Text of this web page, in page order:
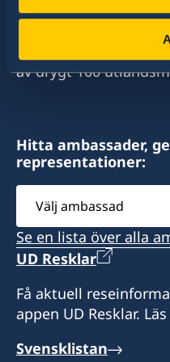
stort sett alla stater i
av dessa stater har
av drygt 100
Hitta ambassader,
representationer:
ambassad
Se en lista över alla
UD Resklar
Få aktuell
appen UD Resklar.
Svensklistan